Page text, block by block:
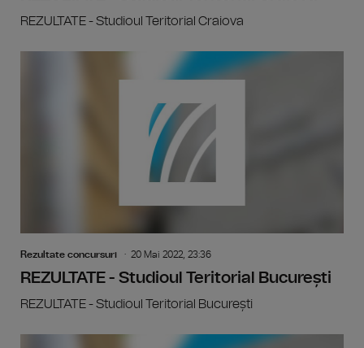
REZULTATE - Studioul Teritorial Craiova
Rezultate concursuri 20 Mai 2022, 23:36
REZULTATE - Studioul Teritorial București
REZULTATE - Studioul Teritorial București